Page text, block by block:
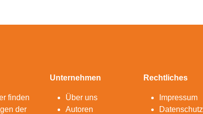
finden
der
Unternehmen
Über uns
Autoren
Rechtliches
Impressum
Datenschutz